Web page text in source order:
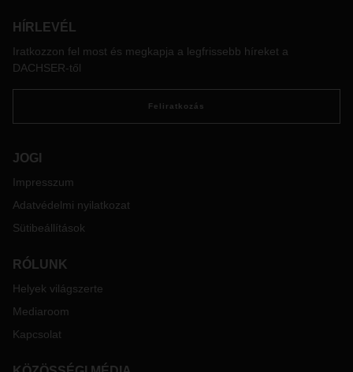
HÍRLEVÉL
Iratkozzon fel most és megkapja a legfrissebb híreket a
DACHSER-től
Feliratkozás
JOGI
Impresszum
Adatvédelmi nyilatkozat
Sütibeállítások
RÓLUNK
Helyek világszerte
Mediaroom
Kapcsolat